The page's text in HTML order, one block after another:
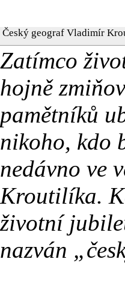
Český geograf Vladimír
Zatímco
hojně
pamětníků
nikoho, kdo
nedávno ve
Kroutilíka.
životní
nazván